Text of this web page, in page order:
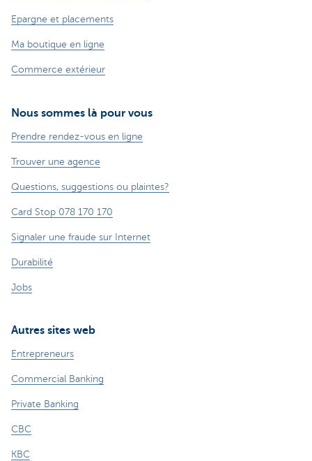
Epargne et placements
Ma boutique en ligne
Commerce extérieur
Nous sommes là pour vous
Prendre rendez-vous en ligne
Trouver une agence
Questions, suggestions ou plaintes?
Card Stop 078 170 170
Signaler une fraude sur Internet
Durabilité
Jobs
Autres sites web
Entrepreneurs
Commercial Banking
Private Banking
CBC
KBC